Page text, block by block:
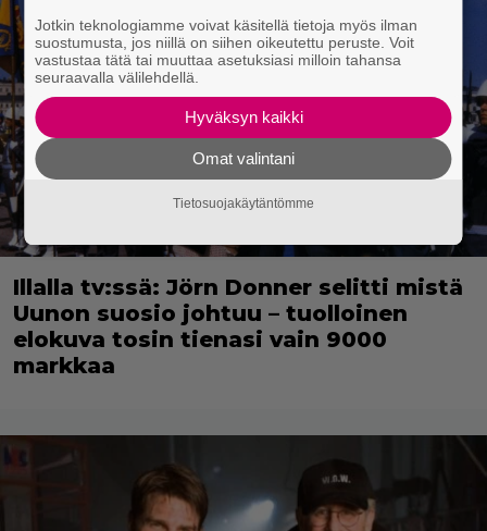
Illalla tv:ssä: Jörn Donner selitti mistä
Uunon suosio johtuu – tuolloinen
elokuva tosin tienasi vain 9000
markkaa
Jotkin teknologiamme voivat käsitellä tietoja myös ilman
suostumusta, jos niillä on siihen oikeutettu peruste. Voit
vastustaa tätä tai muuttaa asetuksiasi milloin tahansa
seuraavalla välilehdellä.
Hyväksyn kaikki
Omat valintani
Tietosuojakäytäntömme